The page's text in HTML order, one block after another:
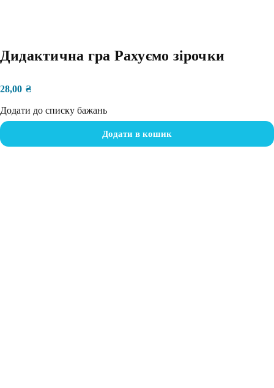
Дидактична гра Рахуємо зірочки
28,00 ₴
Додати до списку бажань
Додати в кошик